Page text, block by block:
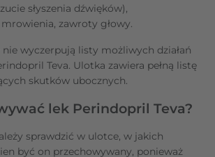
słyszenia dźwięków),
zawroty głowy.
nie wyczerpują listy możliwych działań
Teva. Ulotka zawiera pełną listę
skutków ubocznych.
lek Perindopril Teva?
sprawdzić w ulotce, w jakich
być on przechowywany, ponieważ